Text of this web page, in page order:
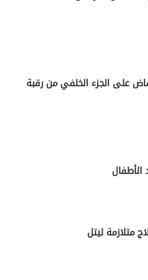
على الجزء الخلفي من رقبة
الأطفال
متلازمة ليتل